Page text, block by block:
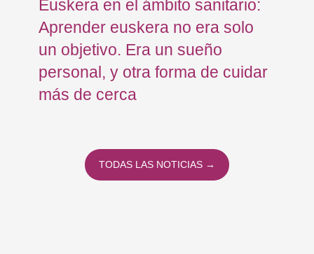
Euskera en el ámbito sanitario:
Aprender euskera no era solo
un objetivo. Era un sueño
personal, y otra forma de cuidar
más de cerca
TODAS LAS NOTICIAS →